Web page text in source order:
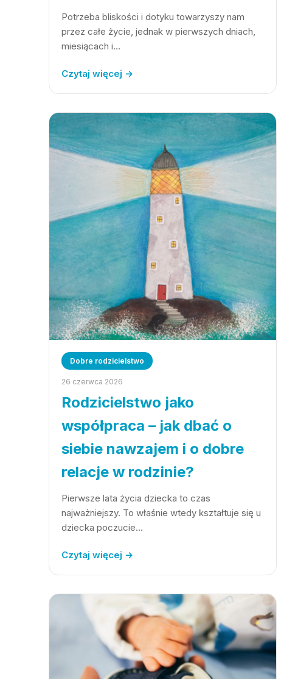
Potrzeba bliskości i dotyku towarzyszy nam
przez całe życie, jednak w pierwszych dniach,
miesiącach i…
Czytaj więcej →
Dobre rodzicielstwo
26 czerwca 2026
Rodzicielstwo jako
współpraca – jak dbać o
siebie nawzajem i o dobre
relacje w rodzinie?
Pierwsze lata życia dziecka to czas
najważniejszy. To właśnie wtedy kształtuje się u
dziecka poczucie…
Czytaj więcej →